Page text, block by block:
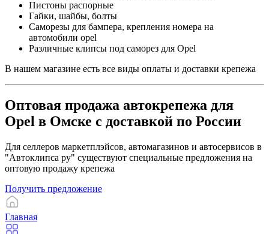
Пистоны распорные
Гайки, шайбы, болты
Саморезы для бампера, крепления номера на
автомобили opel
Различные клипсы под саморез для Opel
В нашем магазине есть все виды оплаты и доставки крепежа
Оптовая продажа автокрепежа для
Opel в Омске с доставкой по России
Для селлеров маркетплэйсов, автомагазинов и автосервисов в
"Автоклипса ру" существуют специальные предложения на
оптовую продажу крепежа
Получить предложение
Главная